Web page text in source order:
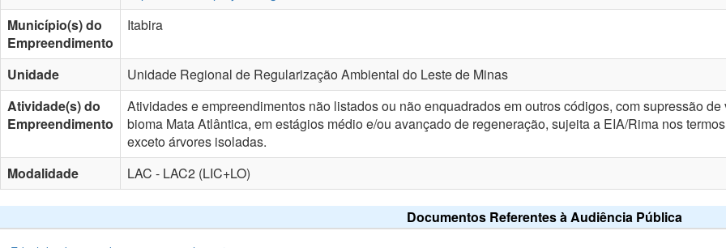
Município(s) do
Empreendimento
Itabira
Unidade
Unidade Regional de Regularização Ambiental do Leste de Minas
Atividade(s) do
Empreendimento
Atividades e empreendimentos não listados ou não enquadrados em outros códigos, com supressão
bioma Mata Atlântica, em estágios médio e/ou avançado de regeneração, sujeita a EIA/Rima nos
exceto árvores isoladas.
Modalidade
LAC - LAC2 (LIC+LO)
Documentos Referentes à Audiência Pública